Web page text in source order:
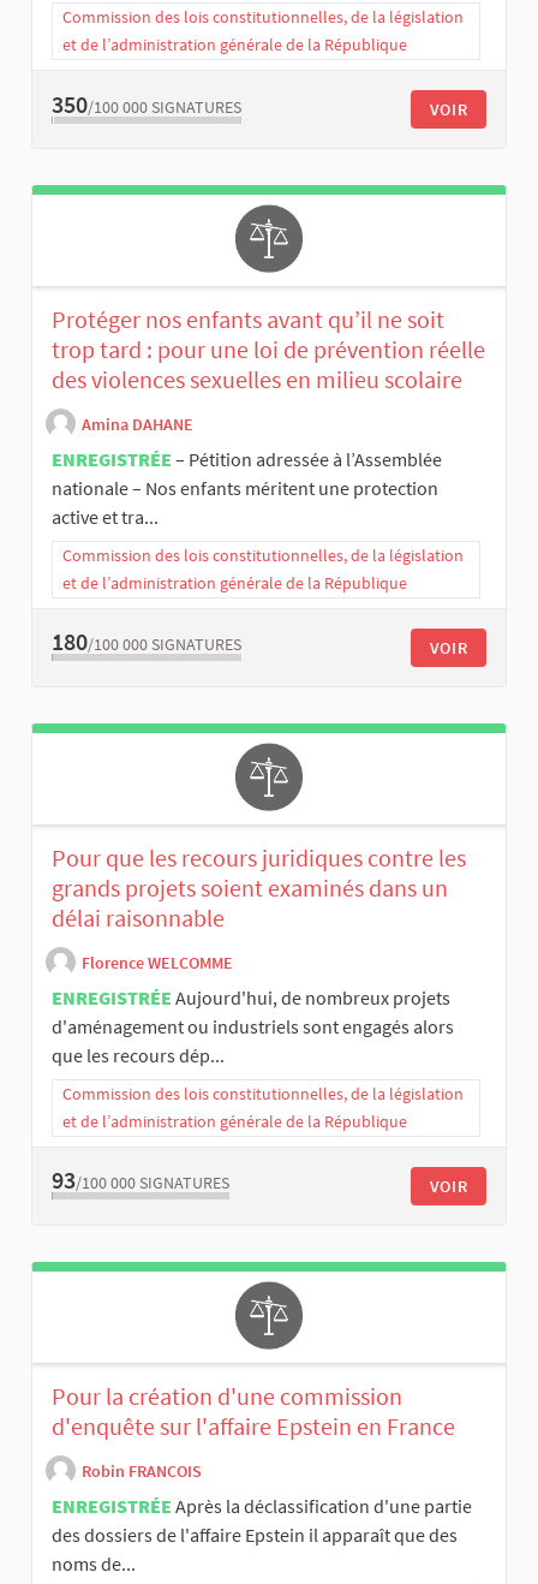
Commission des lois constitutionnelles, de la législation
et de l’administration générale de la République
350/100 000 SIGNATURES VOIR
Protéger nos enfants avant qu’il ne soit
trop tard : pour une loi de prévention réelle
des violences sexuelles en milieu scolaire
Amina DAHANE
ENREGISTRÉE – Pétition adressée à l’Assemblée
nationale – Nos enfants méritent une protection
active et tra...
Commission des lois constitutionnelles, de la législation
et de l’administration générale de la République
180/100 000 SIGNATURES VOIR
Pour que les recours juridiques contre les
grands projets soient examinés dans un
délai raisonnable
Florence WELCOMME
ENREGISTRÉE Aujourd'hui, de nombreux projets
d'aménagement ou industriels sont engagés alors
que les recours dép...
Commission des lois constitutionnelles, de la législation
et de l’administration générale de la République
93/100 000 SIGNATURES VOIR
Pour la création d'une commission
d'enquête sur l'affaire Epstein en France
Robin FRANCOIS
ENREGISTRÉE Après la déclassification d'une partie
des dossiers de l'affaire Epstein il apparaît que des
noms de...